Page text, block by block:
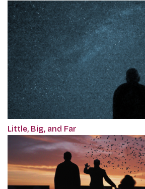
Little, Big, and Far